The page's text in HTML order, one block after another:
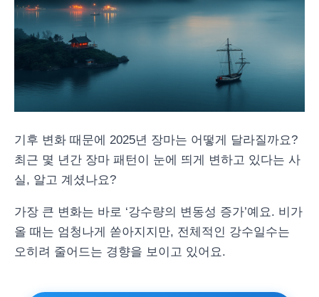
기후 변화 때문에 2025년 장마는 어떻게 달라질까요?
최근 몇 년간 장마 패턴이 눈에 띄게 변하고 있다는 사
실, 알고 계셨나요?
가장 큰 변화는 바로 ‘강수량의 변동성 증가’예요. 비가
올 때는 엄청나게 쏟아지지만, 전체적인 강수일수는
오히려 줄어드는 경향을 보이고 있어요.